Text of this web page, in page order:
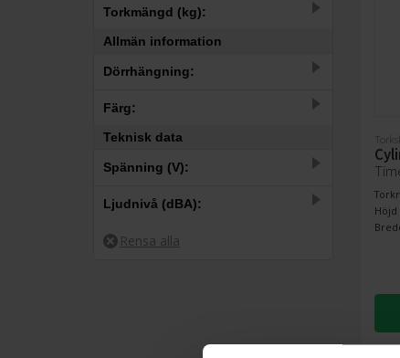
–
33.5 61 61.5
Torkmängd (kg):
–
Allmän information
Dörrhängning:
Höger 4
Vänster
Färg:
Vit
Teknisk data
Spänning (V):
230 7
Ljudnivå (dBA):
–
Höjd